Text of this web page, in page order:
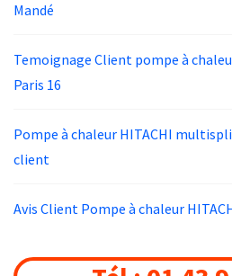
Mandé
Temoignage Client pompe à
Paris 16
Pompe à chaleur HITACHI
client
Avis Client Pompe à chaleur